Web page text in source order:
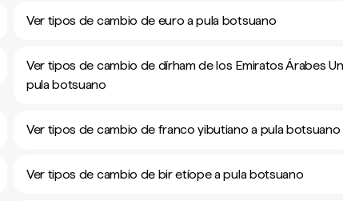
Ver tipos de cambio de euro a pula botsuano
Ver tipos de cambio de dírham de los Emiratos Árabes
pula botsuano
Ver tipos de cambio de franco yibutiano a pula botsuano
Ver tipos de cambio de bir etíope a pula botsuano